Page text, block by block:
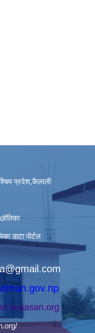
प्रदेश,कैलाली
डाटा पाेर्टल